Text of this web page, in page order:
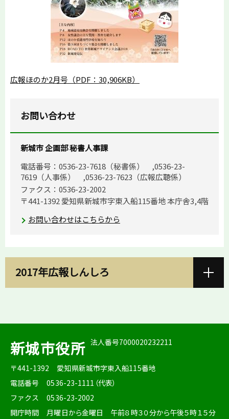
広報ほのか2月号（PDF：30,906KB）
お問い合わせ
新城市 企画部 秘書人事課
電話番号：0536-23-7618（秘書係） ,0536-23-
7619（人事係） ,0536-23-7623（広報広聴係）
ファクス：0536-23-2002
〒441-1392 愛知県新城市字東入船115番地 本庁舎3,4階
お問い合わせはこちらから
2017年広報しんしろ
新城市役所 法人番号7000020232211
〒441-1392
愛知県新城市字東入船115番地
電話番号
0536-23-1111（代表）
ファクス
0536-23-2002
開庁時間
月曜日から金曜日 午前８時３０分から午後５時１５分